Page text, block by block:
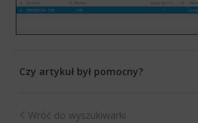
Czy artykuł był pomocny?
Wróć do wyszukiwarki